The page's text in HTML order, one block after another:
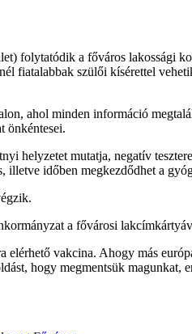
folytatódik a főváros lakossági
fiatalabbak szülői kísérettel
ahol minden információ
önkéntesei.
helyzetet mutatja, negatív
illetve időben megkezdődhet a
a fővárosi
vakcina. Ahogy más
hogy megmentsük magunkat,